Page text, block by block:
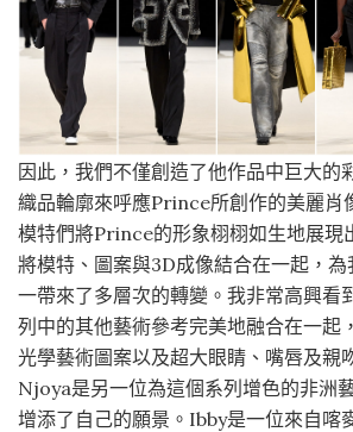
因此，我們不僅創造了他作品中巨大的
織品輪廓來呼應Prince所創作的美麗肖
模特們將Prince的形象栩栩如生地展現
將模特、圖案與3D成像結合在一起，為
一帶來了多層次的轉變。我非常高興看
列中的其他藝術參考完美地融合在一起
光學藝術圖案以及超大眼睛、嘴唇及親
Njoya是另一位為這個系列增色的非洲
增添了自己的願景。Ibby是一位來自喀